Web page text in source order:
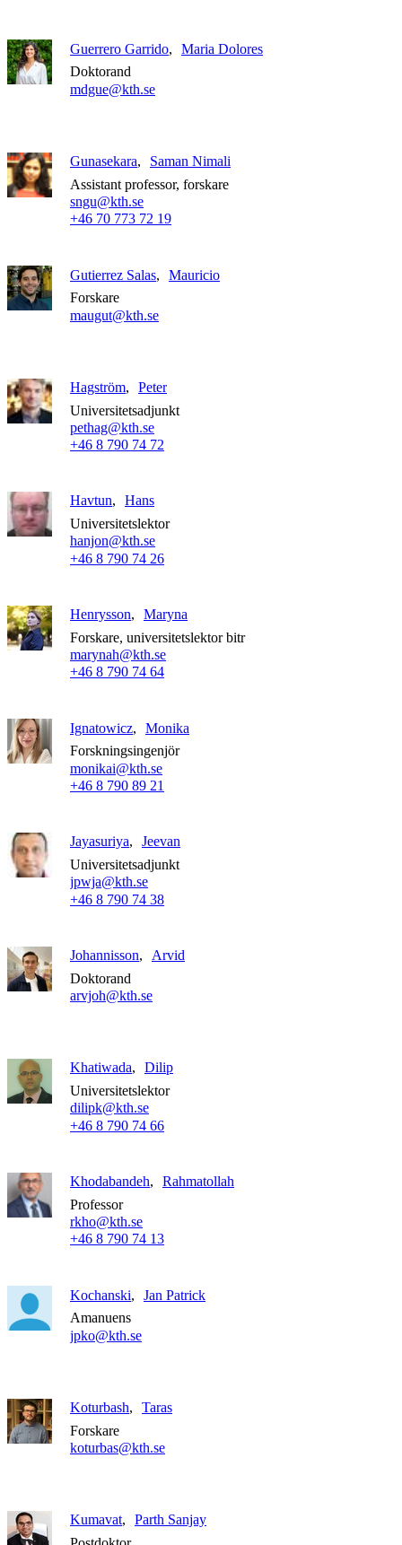
Guerrero Garrido
Maria Dolores
Doktorand
mdgue@kth.se
Gunasekara
Saman Nimali
Assistant professor, forskare
sngu@kth.se
+46 70 773 72 19
Gutierrez Salas
Mauricio
Forskare
maugut@kth.se
Hagström
Peter
Universitetsadjunkt
pethag@kth.se
+46 8 790 74 72
Havtun
Hans
Universitetslektor
hanjon@kth.se
+46 8 790 74 26
Henrysson
Maryna
Forskare, universitetslektor bitr
marynah@kth.se
+46 8 790 74 64
Ignatowicz
Monika
Forskningsingenjör
monikai@kth.se
+46 8 790 89 21
Jayasuriya
Jeevan
Universitetsadjunkt
jpwja@kth.se
+46 8 790 74 38
Johannisson
Arvid
Doktorand
arvjoh@kth.se
Khatiwada
Dilip
Universitetslektor
dilipk@kth.se
+46 8 790 74 66
Khodabandeh
Rahmatollah
Professor
rkho@kth.se
+46 8 790 74 13
Kochanski
Jan Patrick
Amanuens
jpko@kth.se
Koturbash
Taras
Forskare
koturbas@kth.se
Kumavat
Parth Sanjay